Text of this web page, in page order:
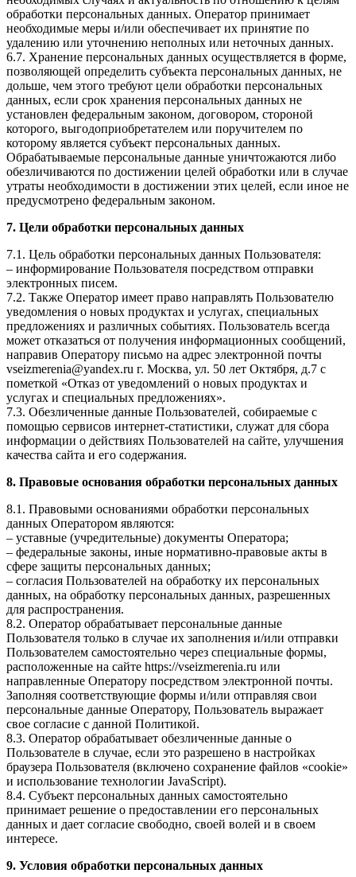
обработки персональных данных. Оператор принимает
необходимые меры и/или обеспечивает их принятие по
удалению или уточнению неполных или неточных данных.
6.7. Хранение персональных данных осуществляется в форме,
позволяющей определить субъекта персональных данных, не
дольше, чем этого требуют цели обработки персональных
данных, если срок хранения персональных данных не
установлен федеральным законом, договором, стороной
которого, выгодоприобретателем или поручителем по
которому является субъект персональных данных.
Обрабатываемые персональные данные уничтожаются либо
обезличиваются по достижении целей обработки или в случае
утраты необходимости в достижении этих целей, если иное не
предусмотрено федеральным законом.
7. Цели обработки персональных данных
7.1. Цель обработки персональных данных Пользователя:
– информирование Пользователя посредством отправки
электронных писем.
7.2. Также Оператор имеет право направлять Пользователю
уведомления о новых продуктах и услугах, специальных
предложениях и различных событиях. Пользователь всегда
может отказаться от получения информационных сообщений,
направив Оператору письмо на адрес электронной почты
vseizmerenia@yandex.ru г. Москва, ул. 50 лет Октября, д.7 с
пометкой «Отказ от уведомлений о новых продуктах и
услугах и специальных предложениях».
7.3. Обезличенные данные Пользователей, собираемые с
помощью сервисов интернет-статистики, служат для сбора
информации о действиях Пользователей на сайте, улучшения
качества сайта и его содержания.
8. Правовые основания обработки персональных данных
8.1. Правовыми основаниями обработки персональных
данных Оператором являются:
– уставные (учредительные) документы Оператора;
– федеральные законы, иные нормативно-правовые акты в
сфере защиты персональных данных;
– согласия Пользователей на обработку их персональных
данных, на обработку персональных данных, разрешенных
для распространения.
8.2. Оператор обрабатывает персональные данные
Пользователя только в случае их заполнения и/или отправки
Пользователем самостоятельно через специальные формы,
расположенные на сайте https://vseizmerenia.ru или
направленные Оператору посредством электронной почты.
Заполняя соответствующие формы и/или отправляя свои
персональные данные Оператору, Пользователь выражает
свое согласие с данной Политикой.
8.3. Оператор обрабатывает обезличенные данные о
Пользователе в случае, если это разрешено в настройках
браузера Пользователя (включено сохранение файлов «cookie»
и использование технологии JavaScript).
8.4. Субъект персональных данных самостоятельно
принимает решение о предоставлении его персональных
данных и дает согласие свободно, своей волей и в своем
интересе.
9. Условия обработки персональных данных